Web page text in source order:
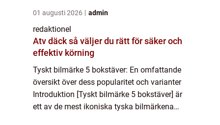
01 augusti 2026 admin
redaktionel
Atv däck så väljer du rätt för säker och
effektiv körning
Tyskt bilmärke 5 bokstäver: En omfattande
översikt över dess popularitet och varianter
Introduktion [Tyskt bilmärke 5 bokstäver] är
ett av de mest ikoniska tyska bilmärkena